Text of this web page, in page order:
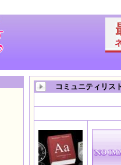
コミュニティリス